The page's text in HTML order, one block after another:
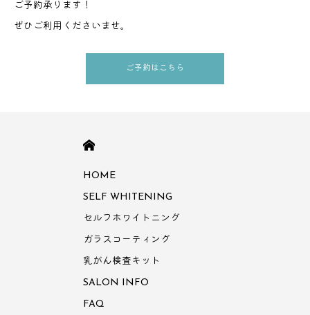
ご予約承ります！
ぜひご利用くださいませ。
ご予約はこちら
HOME
SELF WHITENING
セルフホワイトニング
ガラスコーティング
乳がん検査キット
SALON INFO
FAQ